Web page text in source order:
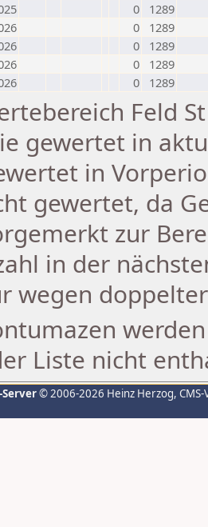
0
1289
0
1289
0
1289
0
1289
0 1289
Feld
gewertet in
in
gewertet, da
zur
in der
wegen
Liste nicht
© 2006-2026 Heinz Herzog,